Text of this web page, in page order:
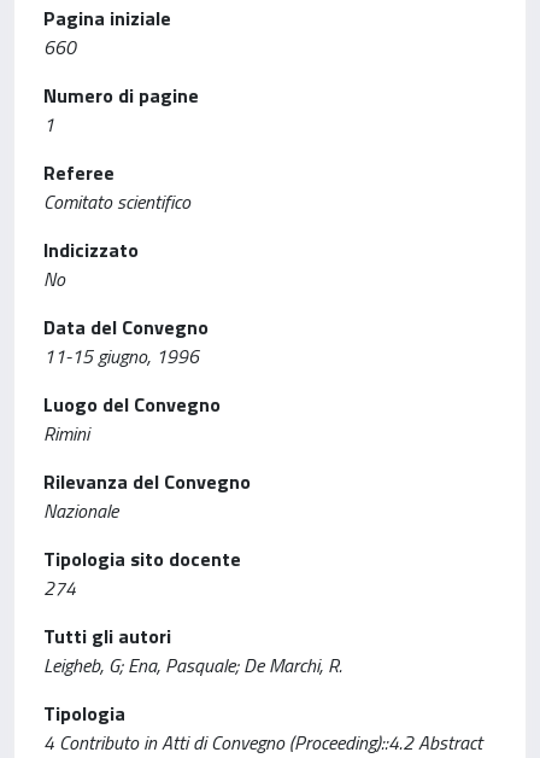
Pagina iniziale
660
Numero di pagine
1
Referee
Comitato scientifico
Indicizzato
No
Data del Convegno
11-15 giugno, 1996
Luogo del Convegno
Rimini
Rilevanza del Convegno
Nazionale
Tipologia sito docente
274
Tutti gli autori
Leigheb, G; Ena, Pasquale; De Marchi, R.
Tipologia
4 Contributo in Atti di Convegno (Proceeding)::4.2 Abstract